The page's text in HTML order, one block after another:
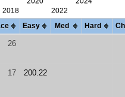
Easy Med Hard
26
17 200.22